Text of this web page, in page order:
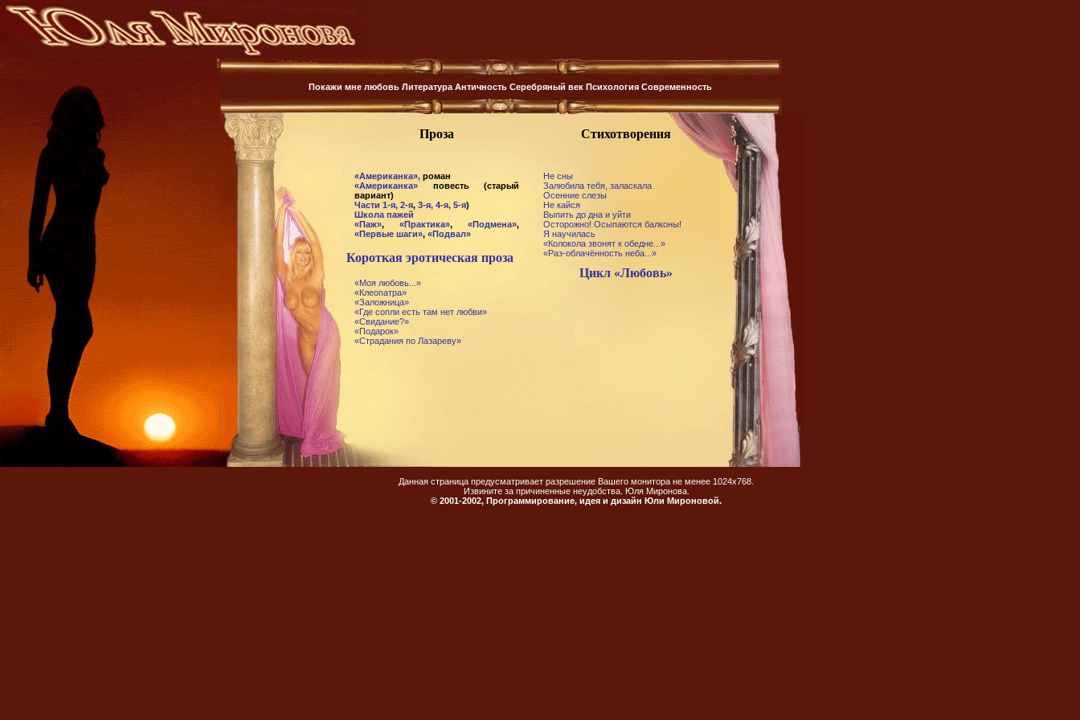
Покажи мне любовь Литература Античность Серебряный век Психология Современность
Проза Стихотворения
«Американка», роман
«Американка» повесть (старый
вариант)
Части 1-я, 2-я, 3-я, 4-я, 5-я)
Школа пажей
«Паж», «Практика», «Подмена»,
«Первые шаги», «Подвал»
Не сны
Залюбила тебя, заласкала
Осенние слезы
Не кайся
Выпить до дна и уйти
Осторожно! Осыпаются балконы!
Я научилась
«Колокола звонят к обедне...»
«Раз-облачённость неба...»
Цикл «Любовь»
Короткая эротическая проза
«Моя любовь...»
«Клеопатра»
«Заложница»
«Где сопли есть там нет любви»
«Свидание?»
«Подарок»
«Страдания по Лазареву»
Данная страница предусматривает разрешение Вашего монитора не менее 1024х768.
Извините за причиненные неудобства. Юля Миронова.
© 2001-2002, Программирование, идея и дизайн Юли Мироновой.